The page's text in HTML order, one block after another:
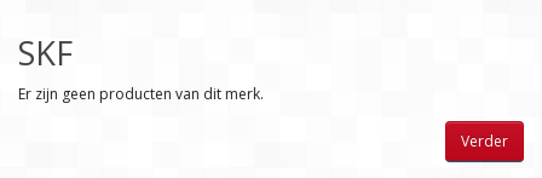
SKF
Er zijn geen producten van dit merk.
Verder